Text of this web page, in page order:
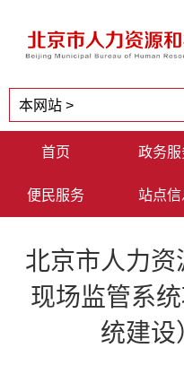
首页 政务服
便民服务 站点信
北京市人力
现场监管系
统建设